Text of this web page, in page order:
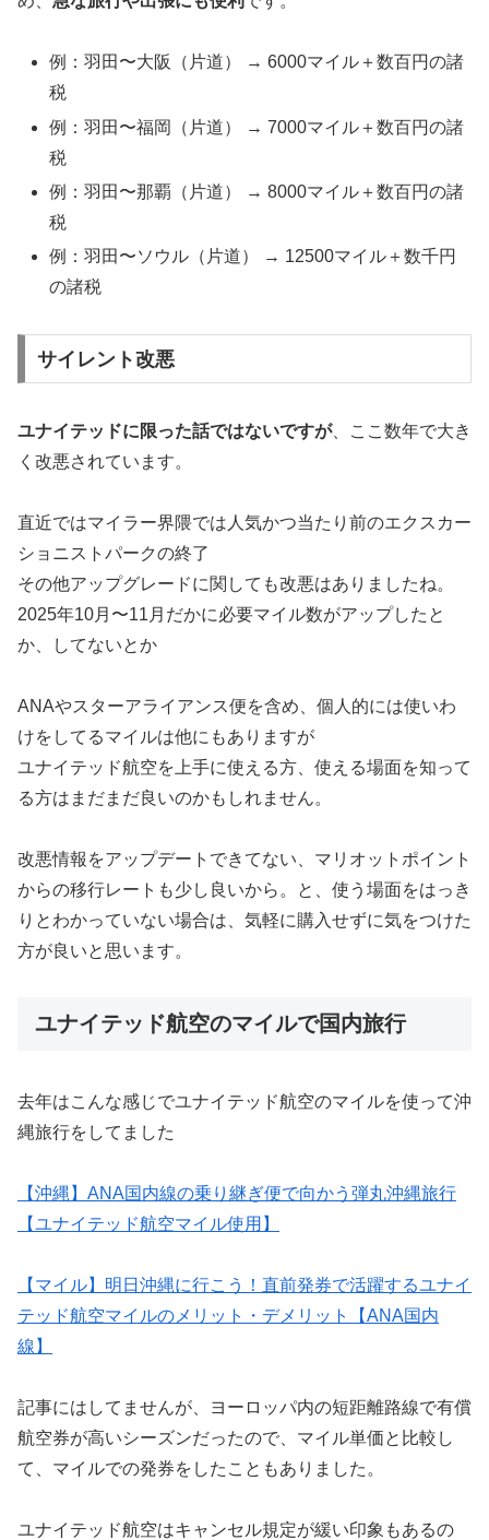
例：羽田〜大阪（片道） → 6000マイル＋数百円の諸
税
例：羽田〜福岡（片道） → 7000マイル＋数百円の諸
税
例：羽田〜那覇（片道） → 8000マイル＋数百円の諸
税
例：羽田〜ソウル（片道） → 12500マイル＋数千円
の諸税
サイレント改悪
ユナイテッドに限った話ではないですが、ここ数年で大き
く改悪されています。
直近ではマイラー界隈では人気かつ当たり前のエクスカー
ショニストパークの終了
その他アップグレードに関しても改悪はありましたね。
2025年10月〜11月だかに必要マイル数がアップしたと
か、してないとか
ANAやスターアライアンス便を含め、個人的には使いわ
けをしてるマイルは他にもありますが
ユナイテッド航空を上手に使える方、使える場面を知って
る方はまだまだ良いのかもしれません。
改悪情報をアップデートできてない、マリオットポイント
からの移行レートも少し良いから。と、使う場面をはっき
りとわかっていない場合は、気軽に購入せずに気をつけた
方が良いと思います。
ユナイテッド航空のマイルで国内旅行
去年はこんな感じでユナイテッド航空のマイルを使って沖
縄旅行をしてました
【沖縄】ANA国内線の乗り継ぎ便で向かう弾丸沖縄旅行
【ユナイテッド航空マイル使用】
【マイル】明日沖縄に行こう！直前発券で活躍するユナイ
テッド航空マイルのメリット・デメリット【ANA国内
線】
記事にはしてませんが、ヨーロッパ内の短距離路線で有償
航空券が高いシーズンだったので、マイル単価と比較し
て、マイルでの発券をしたこともありました。
ユナイテッド航空はキャンセル規定が緩い印象もあるの